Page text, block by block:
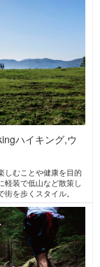
ICEPEAK
アイスピーク
Finland
mountain-product
s.com books
マウンテンプロダクツドッ
トコムブックス
Japan